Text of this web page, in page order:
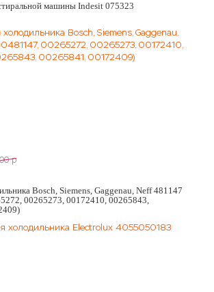
машины Indesit 075323
p
Bosch, Siemens, Gaggenau, Neff 481147
00265273, 00172410, 00265843,